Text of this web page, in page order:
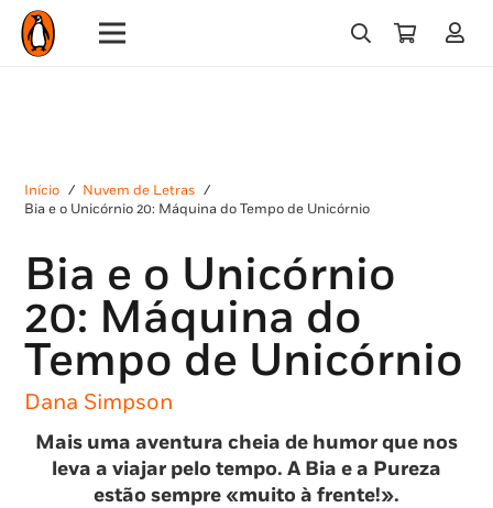
Início / Nuvem de Letras /
Bia e o Unicórnio 20: Máquina do Tempo de Unicórnio
Bia e o Unicórnio
20: Máquina do
Tempo de Unicórnio
Dana Simpson
Mais uma aventura cheia de humor que nos
leva a viajar pelo tempo. A Bia e a Pureza
estão sempre «muito à frente!».